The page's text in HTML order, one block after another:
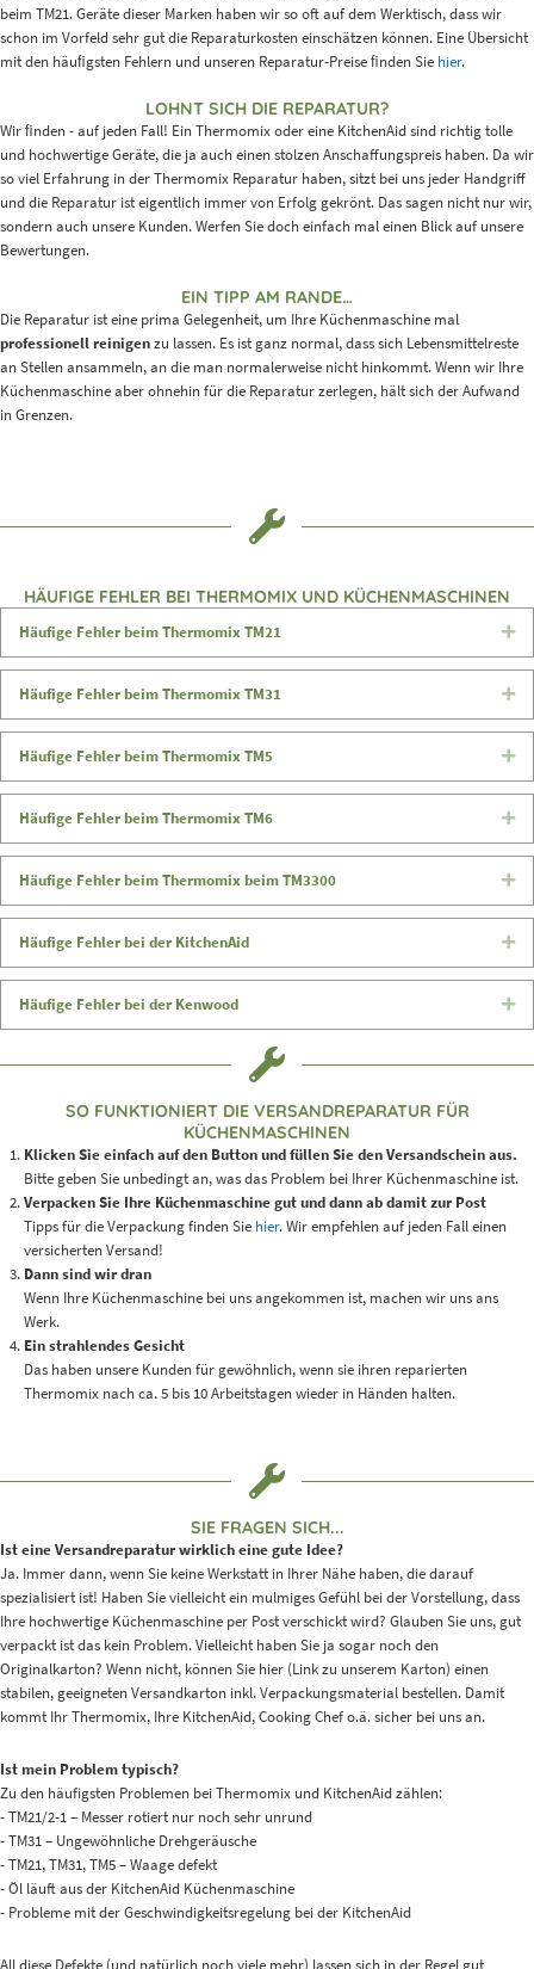
beim TM21. Geräte dieser Marken haben wir so oft auf dem Werktisch, dass wir
schon im Vorfeld sehr gut die Reparaturkosten einschätzen können. Eine Übersicht
mit den häuﬁgsten Fehlern und unseren Reparatur-Preise ﬁnden Sie hier.
LOHNT SICH DIE REPARATUR?
Wir ﬁnden - auf jeden Fall! Ein Thermomix oder eine KitchenAid sind richtig tolle
und hochwertige Geräte, die ja auch einen stolzen Anschaffungspreis haben. Da wir
so viel Erfahrung in der Thermomix Reparatur haben, sitzt bei uns jeder Handgriff
und die Reparatur ist eigentlich immer von Erfolg gekrönt. Das sagen nicht nur wir,
sondern auch unsere Kunden. Werfen Sie doch einfach mal einen Blick auf unsere
Bewertungen.
EIN TIPP AM RANDE…
Die Reparatur ist eine prima Gelegenheit, um Ihre Küchenmaschine mal
professionell reinigenzu lassen. Es ist ganz normal, dass sich Lebensmittelreste
an Stellen ansammeln, an die man normalerweise nicht hinkommt. Wenn wir Ihre
Küchenmaschine aber ohnehin für die Reparatur zerlegen, hält sich der Aufwand
in Grenzen.
HÄUFIGE FEHLER BEI THERMOMIX UND KÜCHENMASCHINEN
Häufige Fehler beim Thermomix TM21
Häufige Fehler beim Thermomix TM31
Häufige Fehler beim Thermomix TM5
Häufige Fehler beim Thermomix TM6
Häufige Fehler beim Thermomix beim TM3300
Häufige Fehler bei der KitchenAid
Häufige Fehler bei der Kenwood
SO FUNKTIONIERT DIE VERSANDREPARATUR FÜR
KÜCHENMASCHINEN
Klicken Sie einfach auf den Button und füllen Sie den Versandschein aus.
Bitte geben Sie unbedingt an, was das Problem bei Ihrer Küchenmaschine ist.
Verpacken Sie Ihre Küchenmaschine gut und dann ab damit zur Post
Tipps für die Verpackung finden Sie hier.Wir empfehlen auf jeden Fall einen
versicherten Versand!
Dann sind wir dran
Wenn Ihre Küchenmaschine bei uns angekommen ist, machen wir uns ans
Werk.
Ein strahlendes Gesicht
Das haben unsere Kunden für gewöhnlich, wenn sie ihren reparierten
Thermomix nach ca. 5 bis 10 Arbeitstagen wieder in Händen halten.
SIE FRAGEN SICH...
Ist eine Versandreparatur wirklich eine gute Idee?
Ja. Immer dann, wenn Sie keine Werkstatt in Ihrer Nähe haben, die darauf
spezialisiert ist! Haben Sie vielleicht ein mulmiges Gefühl bei der Vorstellung, dass
Ihre hochwertige Küchenmaschine per Post verschickt wird? Glauben Sie uns, gut
verpackt ist das kein Problem. Vielleicht haben Sie ja sogar noch den
Originalkarton? Wenn nicht, können Sie hier (Link zu unserem Karton) einen
stabilen, geeigneten Versandkarton inkl. Verpackungsmaterial bestellen. Damit
kommt Ihr Thermomix, Ihre KitchenAid, Cooking Chef o.ä. sicher bei uns an.
Ist mein Problem typisch?
Zu den häufigsten Problemen bei Thermomix und KitchenAid zählen:
- TM21/2-1 – Messer rotiert nur noch sehr unrund
- TM31 – Ungewöhnliche Drehgeräusche
- TM21, TM31, TM5 – Waage defekt
- Öl läuft aus der KitchenAid Küchenmaschine
- Probleme mit der Geschwindigkeitsregelung bei der KitchenAid